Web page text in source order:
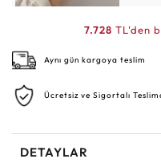
7.728 TL'den
Aynı gün kargoya teslim
Ücretsiz ve Sigortalı
DETAYLAR